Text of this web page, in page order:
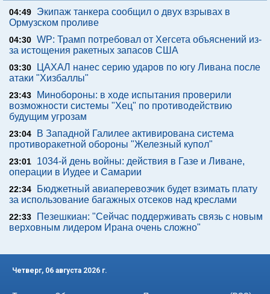
04:49
Экипаж танкера сообщил о двух взрывах в
Ормузском проливе
04:30 WP: Трамп потребовал от Хегсета объяснений из-
за истощения ракетных запасов США
03:30
ЦАХАЛ нанес серию ударов по югу Ливана после
атаки "Хизбаллы"
23:43
Минобороны: в ходе испытания проверили
возможности системы "Хец" по противодействию
будущим угрозам
23:04
В Западной Галилее активирована система
противоракетной обороны "Железный купол"
23:01
1034-й день войны: действия в Газе и Ливане,
операции в Иудее и Самарии
22:34
Бюджетный авиаперевозчик будет взимать плату
за использование багажных отсеков над креслами
22:33
Пезешкиан: "Сейчас поддерживать связь с новым
верховным лидером Ирана очень сложно"
Четверг, 06 августа 2026 г.